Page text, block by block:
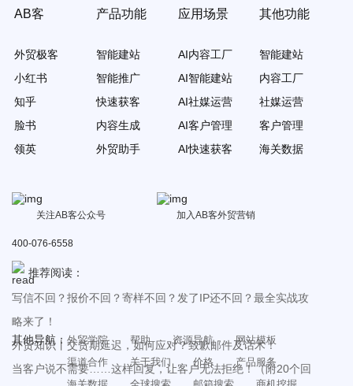
AB客
外贸极客
小红书
知乎
脸书
领英
产品功能
智能建站
智能推广
快速获客
内容生成
外贸助手
应用场景
AI内容工厂
AI智能建站
AI社媒运营
AI客户管理
AI快速获客
其他功能
智能建站
内容工厂
社媒运营
客户管理
海关数据
关注AB客公众号 加入AB客外贸营销
400-076-6558
推荐阅读：
写信不回？报价不回？寄样不回？发了IP还不回？最全实战攻
略来了！
外贸知识丨交货期延迟，如何应对？致歉邮件及话术！
当客户说不需要……这样回复，让客户无法拒绝！（附20个回
其他导航： 外贸学院 帮助 资源导航
网站模板
渠道合作
关于我们 价格
产品服务